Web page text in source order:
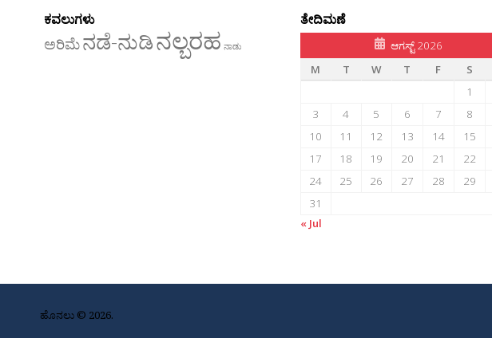
ಕವಲುಗಳು
ಅರಿಮೆನಡೆ-ನುಡಿನಲ್ಬರಹ ನಾಡು
ತೇದಿಮಣೆ
ಆಗಸ್ಟ್ 2026
M
T W T F S
1
3
4 5 6 7 8
10
11 12 13 14 15
17
18 19 20 21 22
24
25 26 27 28 29
31
« Jul
ಹೊನಲು © 2026.